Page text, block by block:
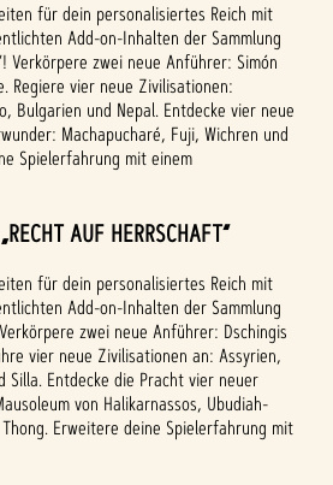
für dein personalisiertes Reich mit
Add-on-Inhalten der Sammlung
Verkörpere zwei neue Anführer: Simón
Regiere vier neue Zivilisationen:
Bulgarien und Nepal. Entdecke vier neue
Machapucharé, Fuji, Wichren und
Spielerfahrung mit einem
AUF HERRSCHAFT“
für dein personalisiertes Reich mit
Add-on-Inhalten der Sammlung
zwei neue Anführer: Dschingis
vier neue Zivilisationen an: Assyrien,
Silla. Entdecke die Pracht vier neuer
von Halikarnassos, Ubudiah-
Erweitere deine Spielerfahrung mit